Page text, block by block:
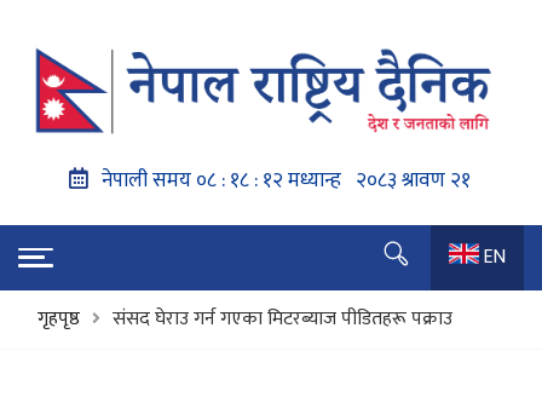
EN
गृहपृष्ठ
संसद घेराउ गर्न गएका मिटरब्याज पीडितहरू पक्राउ